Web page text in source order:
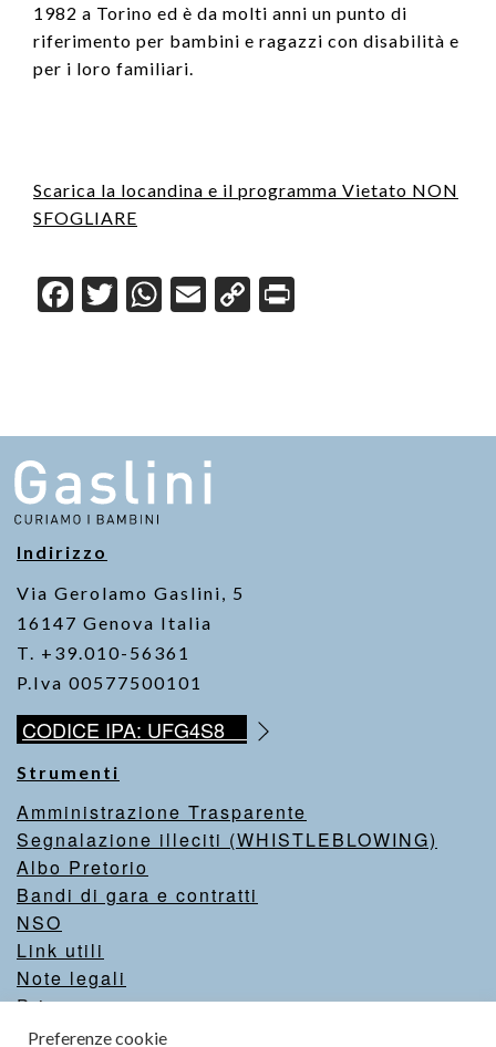
1982 a Torino ed è da molti anni un punto di
riferimento per bambini e ragazzi con disabilità e
per i loro familiari.
Scarica la locandina e il programma Vietato NON
SFOGLIARE
F
b
o
o
k
T W
A
p
p
E C
Li
Indirizzo
Via Gerolamo Gaslini, 5
16147 Genova Italia
T. +39.010-56361
P.Iva 00577500101
CODICE IPA: UFG4S8
Strumenti
Amministrazione Trasparente
Segnalazione illeciti (WHISTLEBLOWING)
Albo Pretorio
Bandi di gara e contratti
NSO
Link utili
Note legali
Privacy
Intranet
Preferenze cookie